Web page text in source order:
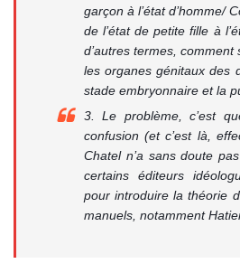
garçon à l’état d’homme/
de l’état de petite fille à
d’autres termes,
les organes génitaux des
stade embryonnaire et la
3. Le problème, c’est
confusion (et c’est là,
Chatel n’a sans doute
certains éditeurs
pour introduire la théorie
manuels, notamment